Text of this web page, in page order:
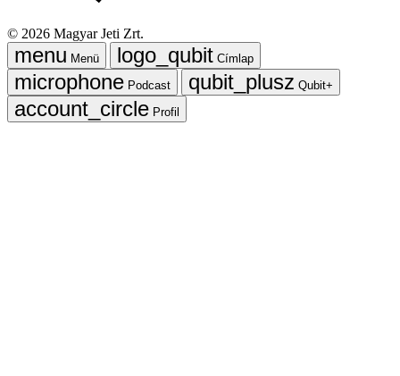
© 2026 Magyar Jeti Zrt.
Menü
Címlap
Podcast
Qubit+
Profil